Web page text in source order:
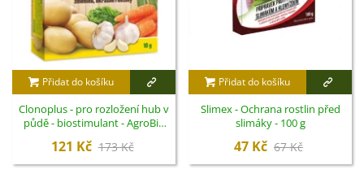
Přidat do košíku
Clonoplus - pro rozložení hub v
půdě - biostimulant - AgroBio
121 Kč 173 Kč
Přidat do košíku
Slimex - Ochrana rostlin před
slimáky - 100 g
47 Kč 67 Kč